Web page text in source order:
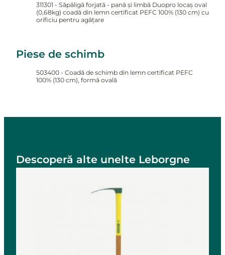
311301 - Săpăligă forjată - pană și limbă Duopro locaș oval
(0,68kg) coadă din lemn certificat PEFC 100% (130 cm) cu
orificiu pentru agățare
Piese de schimb
503400 - Coadă de schimb din lemn certificat PEFC
100% (130 cm), formă ovală
Descoperă alte unelte Leborgne